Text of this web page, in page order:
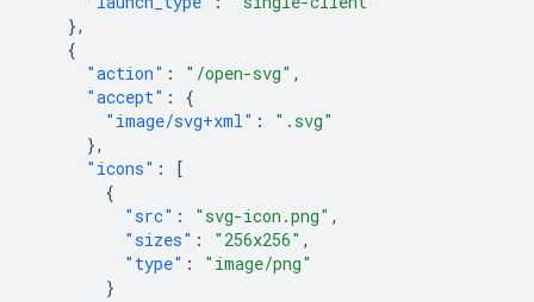
},
{
"action" : "/open-svg" ,
"accept" :
{
"image/svg+xml" :
".svg"
},
"icons" :
[
{
"src" : "svg-icon.png" ,
"sizes" : "256x256" ,
"type" :
"image/png"
}